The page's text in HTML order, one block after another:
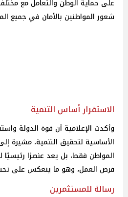
على حماية الوطن والتعامل مع مختلف
شعور المواطنين بالأمان في جميع
الاستقرار أساس التنمية
وأكدت الإعلامية أن قوة الدولة
الأساسية لتحقيق التنمية، مشيرة
المواطن فقط، بل يعد عنصرًا رئيسيًا
فرص العمل، وهو ما ينعكس على
رسالة للمستثمرين